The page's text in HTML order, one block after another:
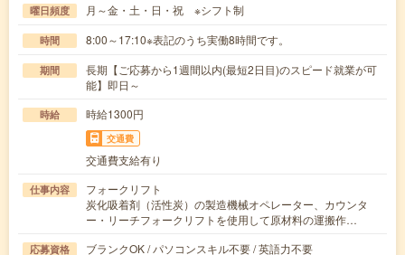
曜日頻度 月～金・土・日・祝 ※シフト制
時間 8:00～17:10※表記のうち実働8時間です。
期間
長期【ご応募から1週間以内(最短2日目)のスピード就業が可
能】即日～
時給 時給1300円
交通費
交通費支給有り
仕事内容
フォークリフト
炭化吸着剤（活性炭）の製造機械オペレーター、カウンタ
ー・リーチフォークリフトを使用して原材料の運搬作…
応募資格
ブランクOK / パソコンスキル不要 / 英語力不要